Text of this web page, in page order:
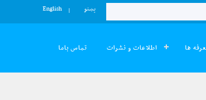
پښتو English
ها اطلاعات و نشرات تماس باما